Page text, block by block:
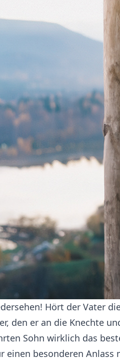
Hört der Vater
den er an die Knechte
Sohn wirklich das
einen besonderen